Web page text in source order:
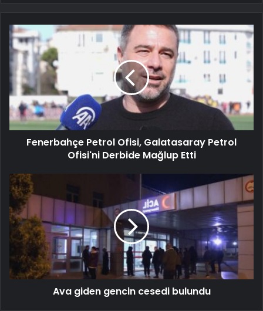
Fenerbahçe Petrol Ofisi, Galatasaray Petrol
Ofisi'ni Derbide Mağlup Etti
Ava giden gencin cesedi bulundu